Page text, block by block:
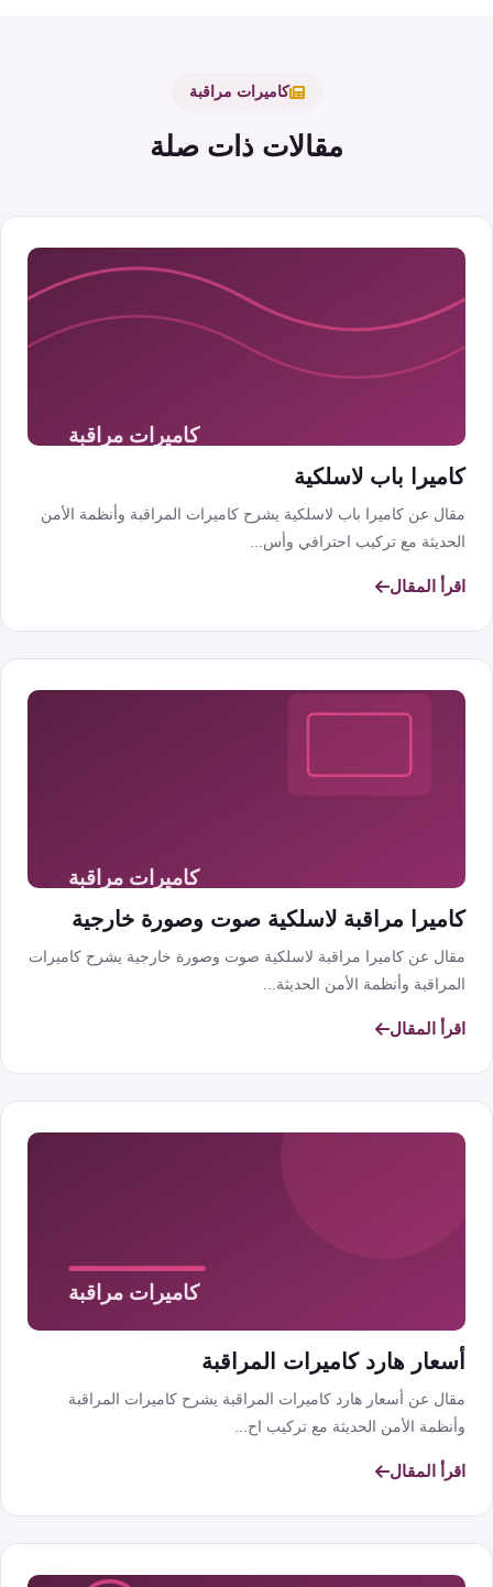
كاميرات مراقبة
مقالات ذات صلة
كاميرا باب لاسلكية
مقال عن كاميرا باب لاسلكية يشرح كاميرات المراقبة وأنظمة الأمن
الحديثة مع تركيب احترافي وأس...
اقرأ المقال
كاميرا مراقبة لاسلكية صوت وصورة خارجية
مقال عن كاميرا مراقبة لاسلكية صوت وصورة خارجية يشرح كاميرات
المراقبة وأنظمة الأمن الحديثة...
اقرأ المقال
أسعار هارد كاميرات المراقبة
مقال عن أسعار هارد كاميرات المراقبة يشرح كاميرات المراقبة
وأنظمة الأمن الحديثة مع تركيب اح...
اقرأ المقال